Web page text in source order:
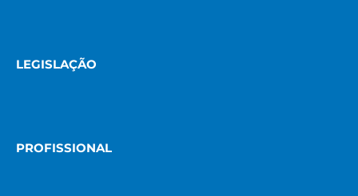
LEGISLAÇÃO
PROFISSIONAL